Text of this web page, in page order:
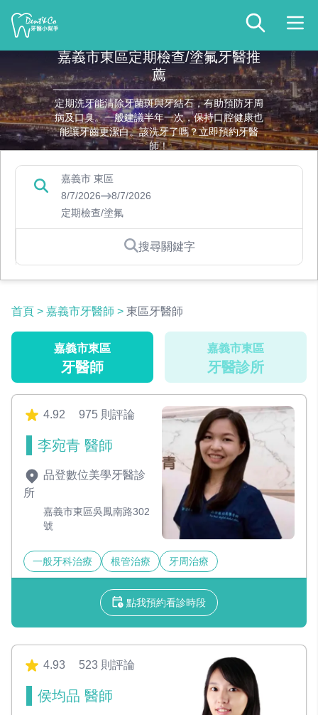
嘉義市東區定期檢查/塗氟牙醫推
薦
定期洗牙能清除牙菌斑與牙結石，有助預防牙周
病及口臭。一般建議半年一次，保持口腔健康也
能讓牙齒更潔白。該洗牙了嗎？立即預約牙醫
師！
嘉義市 東區
8/7/2026
8/7/2026
定期檢查/塗氟
搜尋關鍵字
首頁 > 嘉義市牙醫師 > 東區牙醫師
嘉義市東區
牙醫師
嘉義市東區
牙醫診所
4.92 975 則評論
李宛青 醫師
品登數位美學牙醫診
所
嘉義市東區吳鳳南路302
號
一般牙科治療 根管治療 牙周治療
點我預約看診時段
4.93 523 則評論
侯均品 醫師